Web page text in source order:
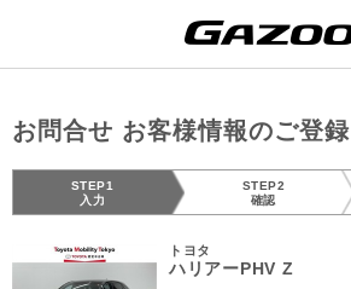
お問合せ お客様情報のご登録
STEP1
入力
STEP2
確認
トヨタ
ハリアーPHV Z